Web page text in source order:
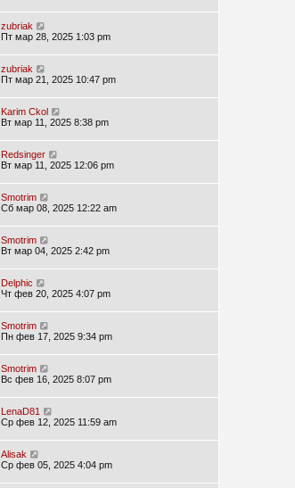
zubriak
Пт мар 28, 2025 1:03 pm
zubriak
Пт мар 21, 2025 10:47 pm
Karim Ckol
Вт мар 11, 2025 8:38 pm
Redsinger
Вт мар 11, 2025 12:06 pm
Smotrim
Сб мар 08, 2025 12:22 am
Smotrim
Вт мар 04, 2025 2:42 pm
Delphic
Чт фев 20, 2025 4:07 pm
Smotrim
Пн фев 17, 2025 9:34 pm
Smotrim
Вс фев 16, 2025 8:07 pm
LenaD81
Ср фев 12, 2025 11:59 am
Alisak
Ср фев 05, 2025 4:04 pm